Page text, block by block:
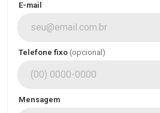
E-mail
Telefone fixo (opcional)
Mensagem